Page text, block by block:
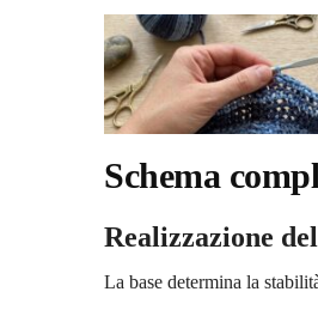
Schema
Realizzazione
La base determina la